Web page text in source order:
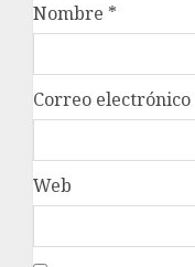
Nombre *
Correo electrónico
Web